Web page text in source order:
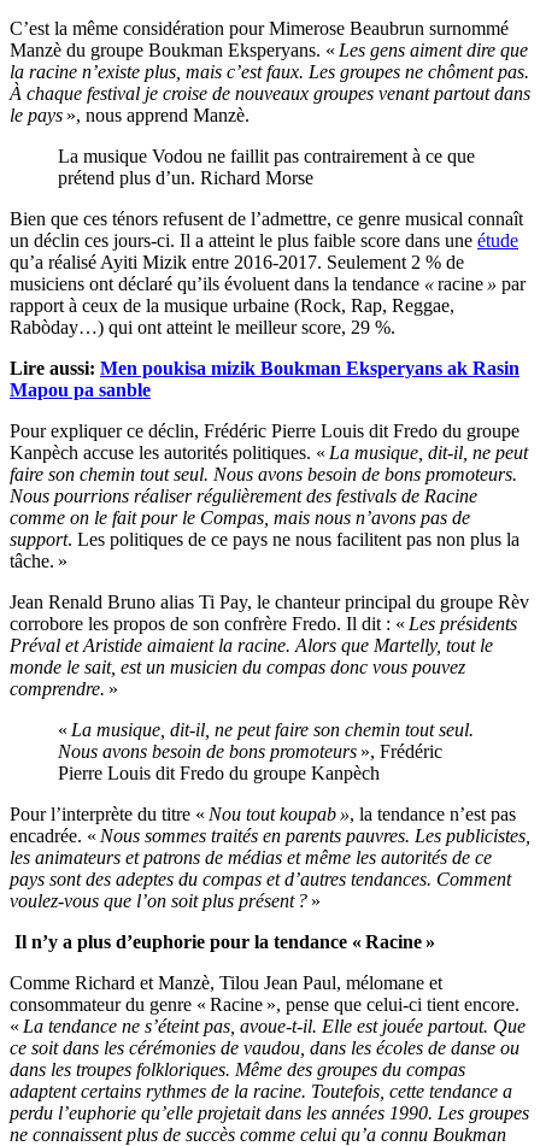
C’est la même considération pour Mimerose Beaubrun surnommé
Manzè du groupe Boukman Eksperyans. « Les gens aiment dire que
la racine n’existe plus, mais c’est faux. Les groupes ne chôment pas.
À chaque festival je croise de nouveaux groupes venant partout dans
le pays », nous apprend Manzè.
La musique Vodou ne faillit pas contrairement à ce que
prétend plus d’un. Richard Morse
Bien que ces ténors refusent de l’admettre, ce genre musical connaît
un déclin ces jours-ci. Il a atteint le plus faible score dans une étude
qu’a réalisé Ayiti Mizik entre 2016-2017. Seulement 2 % de
musiciens ont déclaré qu’ils évoluent dans la tendance «racine » par
rapport à ceux de la musique urbaine (Rock, Rap, Reggae,
Rabòday…) qui ont atteint le meilleur score, 29 %.
Lire aussi: Men poukisa mizik Boukman Eksperyans ak Rasin
Mapou pa sanble
Pour expliquer ce déclin, Frédéric Pierre Louis dit Fredo du groupe
Kanpèch accuse les autorités politiques. « La musique, dit-il, ne peut
faire son chemin tout seul. Nous avons besoin de bons promoteurs.
Nous pourrions réaliser régulièrement des festivals de Racine
comme on le fait pour le Compas, mais nous n’avons pas de
support. Les politiques de ce pays ne nous facilitent pas non plus la
tâche. »
Jean Renald Bruno alias Ti Pay, le chanteur principal du groupe Rèv
corrobore les propos de son confrère Fredo. Il dit : « Les présidents
Préval et Aristide aimaient la racine. Alors que Martelly, tout le
monde le sait, est un musicien du compas donc vous pouvez
comprendre. »
« La musique, dit-il, ne peut faire son chemin tout seul.
Nous avons besoin de bons promoteurs », Frédéric
Pierre Louis dit Fredo du groupe Kanpèch
Pour l’interprète du titre « Nou tout koupab », la tendance n’est pas
encadrée. « Nous sommes traités en parents pauvres. Les publicistes,
les animateurs et patrons de médias et même les autorités de ce
pays sont des adeptes du compas et d’autres tendances. Comment
voulez-vous que l’on soit plus présent ? »
Il n’y a plus d’euphorie pour la tendance « Racine »
Comme Richard et Manzè, Tilou Jean Paul, mélomane et
consommateur du genre « Racine », pense que celui-ci tient encore.
« La tendance ne s’éteint pas, avoue-t-il. Elle est jouée partout. Que
ce soit dans les cérémonies de vaudou, dans les écoles de danse ou
dans les troupes folkloriques. Même des groupes du compas
adaptent certains rythmes de la racine. Toutefois, cette tendance a
perdu l’euphorie qu’elle projetait dans les années 1990. Les groupes
ne connaissent plus de succès comme celui qu’a connu Boukman